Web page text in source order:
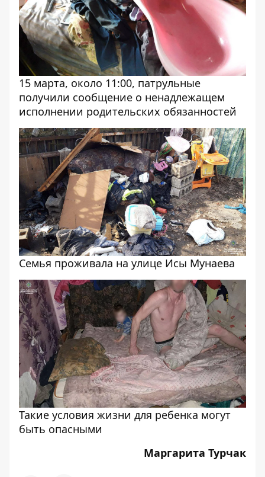
15 марта, около 11:00, патрульные
получили сообщение о ненадлежащем
исполнении родительских обязанностей
Семья проживала на улице Исы Мунаева
Такие условия жизни для ребенка могут
быть опасными
Маргарита Турчак